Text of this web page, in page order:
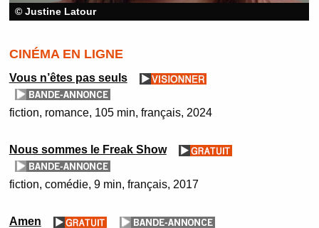
© Justine Latour
CINÉMA EN LIGNE
Vous n’êtes pas seuls
fiction romance 105 min français 2024
Nous sommes le Freak Show
fiction comédie 9 min français 2017
Amen